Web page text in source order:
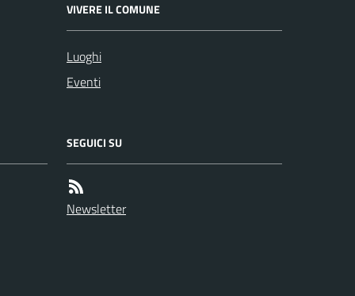
VIVERE IL COMUNE
Luoghi
Eventi
SEGUICI SU
Newsletter